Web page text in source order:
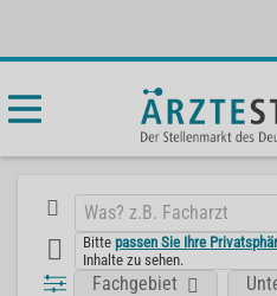
Bittepassen Sie Ihre
Inhalte zu sehen.
Fachgebiet